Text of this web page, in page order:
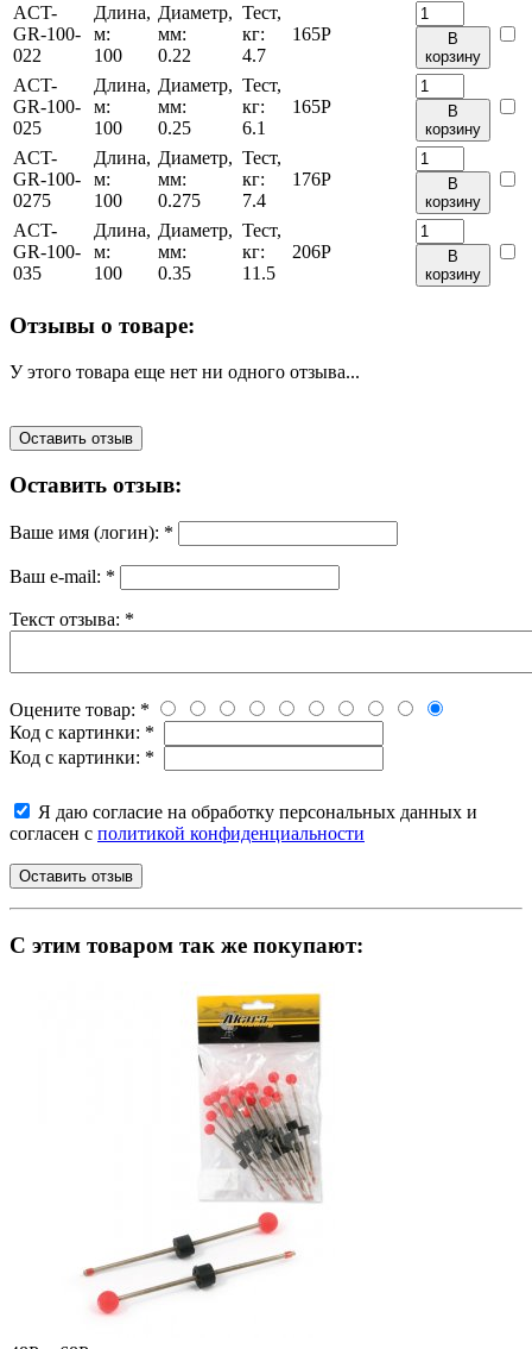
ACT-
GR-100-
022
Длина,
м:
100
Диаметр,
мм:
0.22
Тест,
кг:
4.7
165Р
В
корзину
ACT-
GR-100-
025
Длина,
м:
100
Диаметр,
мм:
0.25
Тест,
кг:
6.1
165Р
В
корзину
ACT-
GR-100-
0275
Длина,
м:
100
Диаметр,
мм:
0.275
Тест,
кг:
7.4
176Р
В
корзину
ACT-
GR-100-
035
Длина,
м:
100
Диаметр,
мм:
0.35
Тест,
кг:
11.5
206Р
В
корзину
Отзывы о товаре:
У этого товара еще нет ни одного отзыва...
Оставить отзыв
Оставить отзыв:
Ваше имя (логин): *
Ваш e-mail: *
Текст отзыва: *
Оцените товар: *
Код с картинки: *
Код с картинки: *
Я даю согласие на обработку персональных данных и
согласен с политикой конфиденциальности
C этим товаром так же покупают: